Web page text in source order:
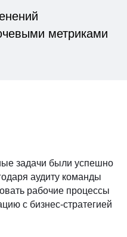
метриками
задачи были успешно
аудиту команды
рабочие процессы
с бизнес-стратегией